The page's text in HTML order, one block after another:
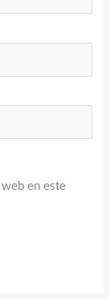
en este